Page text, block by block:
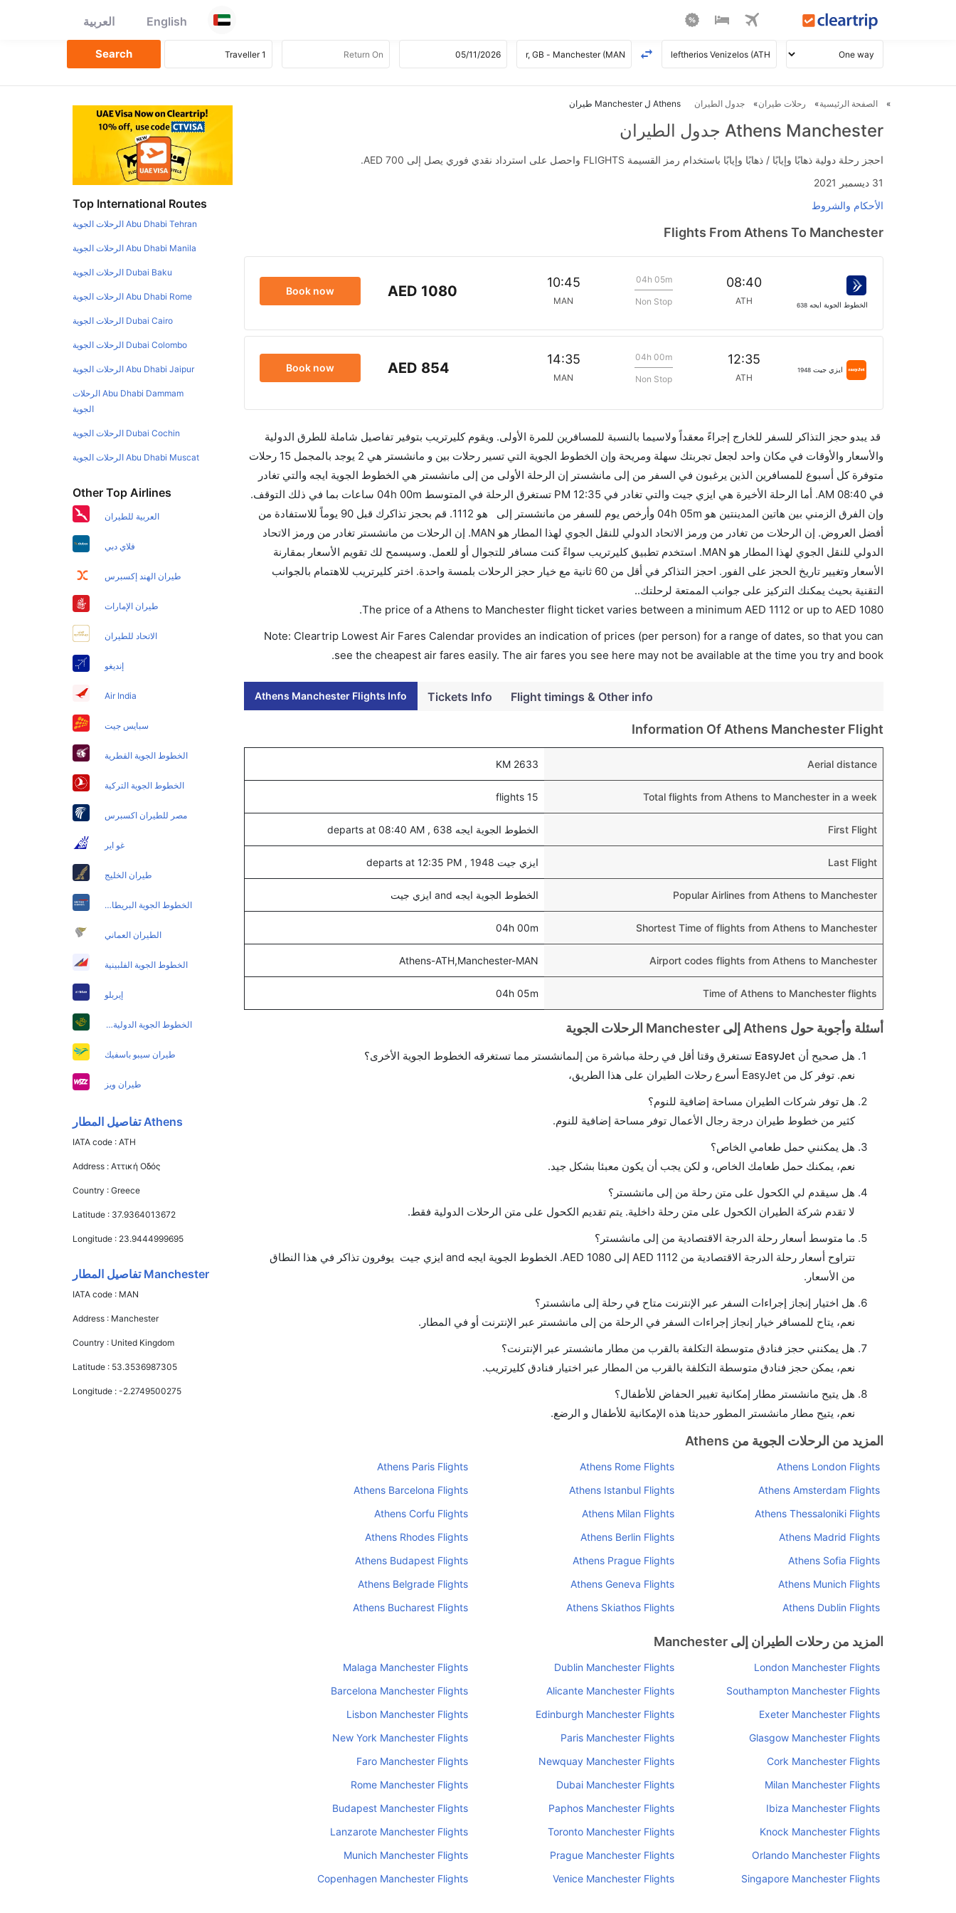
English العربية
الصفحة الرئيسية رحلات طيران جدول الطيران Athens ل Manchester طيران
Athens Manchester جدول الطيران
احجز رحلة دولية ذهابًا وإيابًا / ذهابًا وإيابًا باستخدام رمز القسيمة FLIGHTS واحصل على استرداد نقدي فوري يصل إلى AED 700.
31 ديسمبر 2021
الأحكام والشروط
Flights From Athens To Manchester
الخطوط الجوية ايجه 638
08:40
ATH
04h 05m
Non Stop
10:45
MAN
AED 1080
Book now
ايزي جيت 1948
12:35
ATH
04h 00m
Non Stop
14:35
MAN
AED 854
Book now
قد يبدو حجز التذاكر للسفر للخارج إجراءً معقداً ولاسيما بالنسبة للمسافرين للمرة الأولى. ويقوم كليرتريب بتوفير تفاصيل شاملة للطرق الدولية
والأسعار والأوقات في مكان واحد لجعل تجربتك سهلة ومريحة وإن الخطوط الجوية التي تسير رحلات بين و مانشستر هي 2 يوجد بالمجمل 15 رحلات
متوفرة كل أسبوع للمسافرين الذين يرغبون في السفر من إلى مانشستر إن الرحلة الأولى من إلى مانشستر هي الخطوط الجوية ايجه والتي تغادر
في 08:40 AM. أما الرحلة الأخيرة هي ايزي جيت والتي تغادر في 12:35 PM تستغرق الرحلة في المتوسط 04h 00m ساعات بما في ذلك التوقف.
وإن الفرق الزمني بين هاتين المدينتين هو 04h 05m وأرخص يوم للسفر من مانشستر إلى هو 1112. قم بحجز تذاكرك قبل 90 يوماً للاستفادة من
أفضل العروض. إن الرحلات من تغادر من ورمز الاتحاد الدولي للنقل الجوي لهذا المطار هو MAN. إن الرحلات من مانشستر تغادر من ورمز الاتحاد
الدولي للنقل الجوي لهذا المطار هو MAN. استخدم تطبيق كليرتريب سواءً كنت مسافر للتجوال أو للعمل. وسيسمح لك تقويم الأسعار بمقارنة
الأسعار وتغيير تاريخ الحجز على الفور. احجز التذاكر في أقل من 60 ثانية مع خيار حجز الرحلات بلمسة واحدة. اختر كليرتريب للاهتمام بالجوانب
التقنية بحيث يمكنك التركيز على جوانب الممتعة لرحلتك..
The price of a Athens to Manchester flight ticket varies between a minimum AED 1112 or up to AED 1080
.
Note: Cleartrip Lowest Air Fares Calendar provides an indication of prices (per person) for a range of dates, so that you can
see the cheapest air fares easily. The air fares you see here may not be available at the time you try and book.
Athens Manchester Flights Info Tickets Info Flight timings & Other info
Information Of Athens Manchester Flight
Aerial distance
2633 KM
Total flights from Athens to Manchester in a week
15 flights
First Flight الخطوط الجوية ايجه 638 , departs at 08:40 AM
Last Flight ايزي جيت 1948 , departs at 12:35 PM
Popular Airlines from Athens to Manchester الخطوط الجوية ايجه and ايزي جيت
Shortest Time of flights from Athens to Manchester
04h 00m
Airport codes flights from Athens to Manchester
Athens-ATH,Manchester-MAN
Time of Athens to Manchester flights
04h 05m
أسئلة وأجوبة حول Athens إلى Manchester الرحلات الجوية
هل صحيح أن EasyJet تستغرق وقتا أقل في رحلة مباشرة من إلىمانشستر مما تستغرقه الخطوط الجوية الأخرى؟
نعم. توفر كل من EasyJet أسرع رحلات الطيران على هذا الطريق،
هل توفر شركات الطيران مساحة إضافية للنوم؟
كثير من خطوط طيران درجة رجال الأعمال توفر مساحة إضافية للنوم.
هل يمكنني حمل طعامي الخاص؟
نعم، يمكنك حمل طعامك الخاص، و لكن يجب أن يكون معبئا بشكل جيد.
هل سيقدم لي الكحول على متن رحلة من إلى مانشستر؟
لا تقدم شركة الطيران الكحول على متن رحلة داخلية. يتم تقديم الكحول على متن الرحلات الدولية فقط.
ما متوسط أسعار رحلة الدرجة الاقتصادية من إلى مانشستر؟
تتراوح أسعار رحلة الدرجة الاقتصادية من AED 1112 إلى AED 1080. الخطوط الجوية ايجه and ايزي جيت يوفرون تذاكر في هذا النطاق
من الأسعار.
هل اختيار إنجاز إجراءات السفر عبر الإنترنت متاح في رحلة إلى مانشستر؟
نعم، يتاح للمسافر خيار إنجاز إجراءات السفر في الرحلة من إلى مانشستر عبر الإنترنت أو في المطار.
هل يمكنني حجز فنادق متوسطة التكلفة بالقرب من مطار مانشستر عبر الإنترنت؟
نعم، يمكن حجز فنادق متوسطة التكلفة بالقرب من المطار عبر اختيار فنادق كليرتريب.
هل يتيح مانشستر مطار إمكانية تغيير الحفاض للأطفال؟
نعم، يتيح مطار مانشستر المطور حديثا هذه الإمكانية للأطفال و الرضع.
المزيد من الرحلات الجوية من Athens
Athens London Flights
Athens Rome Flights
Athens Paris Flights
Athens Amsterdam Flights
Athens Istanbul Flights
Athens Barcelona Flights
Athens Thessaloniki Flights
Athens Milan Flights
Athens Corfu Flights
Athens Madrid Flights
Athens Berlin Flights
Athens Rhodes Flights
Athens Sofia Flights
Athens Prague Flights
Athens Budapest Flights
Athens Munich Flights
Athens Geneva Flights
Athens Belgrade Flights
Athens Dublin Flights
Athens Skiathos Flights
Athens Bucharest Flights
المزيد من رحلات الطيران إلى Manchester
London Manchester Flights
Dublin Manchester Flights
Malaga Manchester Flights
Southampton Manchester Flights
Alicante Manchester Flights
Barcelona Manchester Flights
Exeter Manchester Flights
Edinburgh Manchester Flights
Lisbon Manchester Flights
Glasgow Manchester Flights
Paris Manchester Flights
New York Manchester Flights
Cork Manchester Flights
Newquay Manchester Flights
Faro Manchester Flights
Milan Manchester Flights
Dubai Manchester Flights
Rome Manchester Flights
Ibiza Manchester Flights
Paphos Manchester Flights
Budapest Manchester Flights
Knock Manchester Flights
Toronto Manchester Flights
Lanzarote Manchester Flights
Orlando Manchester Flights
Prague Manchester Flights
Munich Manchester Flights
Singapore Manchester Flights
Venice Manchester Flights
Copenhagen Manchester Flights
Top International Routes
Abu Dhabi Tehran الرحلات الجوية
Abu Dhabi Manila الرحلات الجوية
Dubai Baku الرحلات الجوية
Abu Dhabi Rome الرحلات الجوية
Dubai Cairo الرحلات الجوية
Dubai Colombo الرحلات الجوية
Abu Dhabi Jaipur الرحلات الجوية
Abu Dhabi Dammam الرحلات
الجوية
Dubai Cochin الرحلات الجوية
Abu Dhabi Muscat الرحلات الجوية
Other Top Airlines
العربية للطيران
فلاي دبي
طيران الهند إكسبرس
طيران الإمارات
الاتحاد للطيران
إنديغو
Air India
سبايس جيت
الخطوط الجوية القطرية
الخطوط الجوية التركية
مصر للطيران اكسبرس
غو اير
طيران الخليج
الخطوط الجوية البريطانية
الطيران العماني
الخطوط الجوية الفلبينية
إيربلو
الخطوط الجوية الدولية الباكستانية
طيران سيبو باسفيك
طيران ويز
Athens تفاصيل المطار
IATA code :ATH
Address :Αττική Οδός
Country :Greece
Latitude : 37.9364013672
Longitude : 23.9444999695
Manchester تفاصيل المطار
IATA code : MAN
Address : Manchester
Country : United Kingdom
Latitude : 53.3536987305
Longitude :-2.2749500275